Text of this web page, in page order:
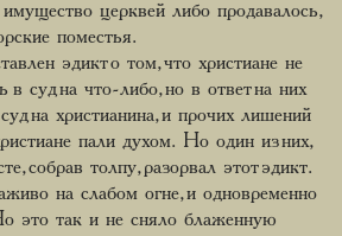
церквей либо продавалось,
поместья.
эдикт о том, что христиане не
в суд на что-либо, но в ответ на них
на христианина, и прочих лишений
пали духом. Но один из них,
собрав толпу, разорвал этот эдикт.
на слабом огне, и одновременно
это так и не сняло блаженную